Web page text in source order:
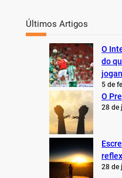
Últimos Artigos
O
do
5 de
O
28 de
28 de